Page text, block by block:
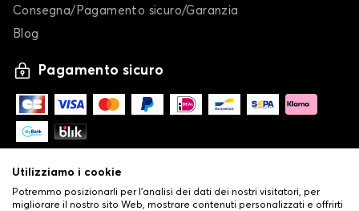
Consegna/Pagamento sicuro/Garanzia
Blog
Pagamento sicuro
Utilizziamo i cookie
Potremmo posizionarli per l'analisi dei dati dei nostri visitatori, per
migliorare il nostro sito Web, mostrare contenuti personalizzati e offrirti